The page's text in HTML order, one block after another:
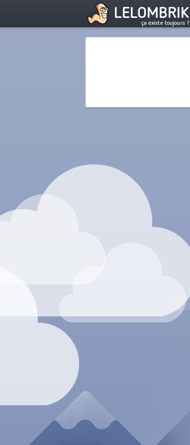
LELOMBRIK
ça existe toujours ?